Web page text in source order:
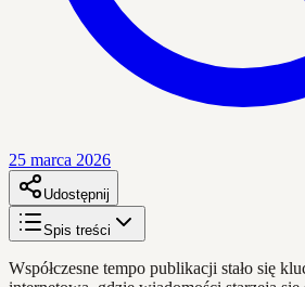
25 marca 2026
Udostępnij
Spis treści
Współczesne tempo publikacji stało się